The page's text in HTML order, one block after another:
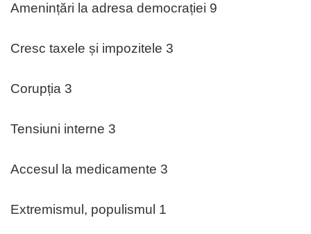
Amenințări la adresa democrației 9
Cresc taxele și impozitele 3
Corupția 3
Tensiuni interne 3
Accesul la medicamente 3
Extremismul, populismul 1